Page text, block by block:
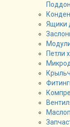
Ящики
Петли